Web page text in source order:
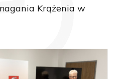
Krążenia w